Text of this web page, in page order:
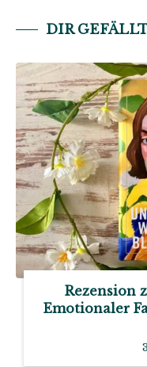
DIR
Rezension
Emotionaler